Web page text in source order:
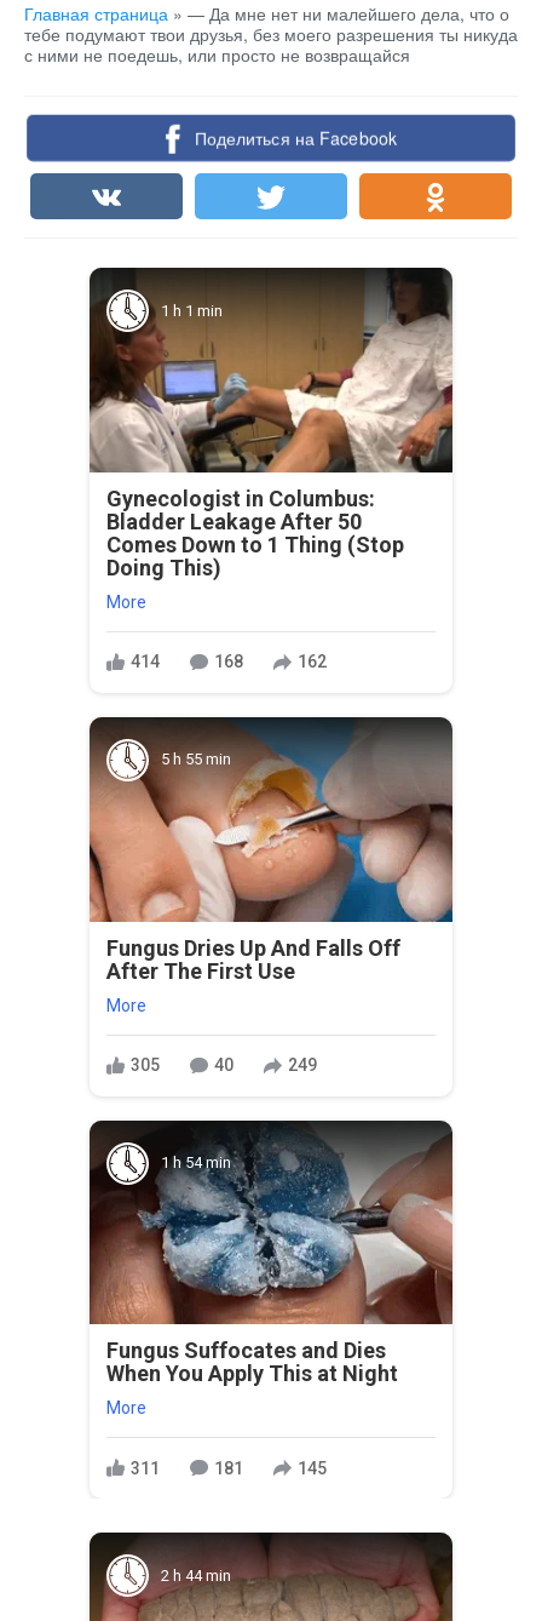
Главная страница » — Да мне нет ни малейшего дела, что о
тебе подумают твои друзья, без моего разрешения ты никуда
с ними не поедешь, или просто не возвращайся
Поделиться на Facebook
1 h 1 min
Gynecologist in Columbus:
Bladder Leakage After 50
Comes Down to 1 Thing (Stop
Doing This)
More
414 168 162
5 h 55 min
Fungus Dries Up And Falls Off
After The First Use
More
305 40 249
1 h 54 min
Fungus Suffocates and Dies
When You Apply This at Night
More
311 181 145
2 h 44 min